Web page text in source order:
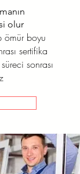
olur
ömür boyu
sertifika
sonrası